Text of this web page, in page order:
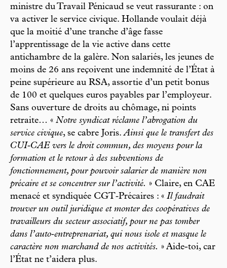
ministre du Travail Pénicaud se veut rassurante : on
va activer le service civique. Hollande voulait déjà
que la moitié d’une tranche d’âge fasse
l’apprentissage de la vie active dans cette
antichambre de la galère. Non salariés, les jeunes de
moins de 26 ans reçoivent une indemnité de l’État à
peine supérieure au RSA, assortie d’un petit bonus
de 100 et quelques euros payables par l’employeur.
Sans ouverture de droits au chômage, ni points
retraite… « Notre syndicat réclame l’abrogation du
service civique, se cabre Joris.Ainsi que le transfert des
CUI‑­CAE vers le droit commun, des moyens pour la
formation et le retour à des subventions de
fonctionnement, pour pouvoir salarier de manière non
précaire et se concentrer sur l’activité. » Claire, en CAE
menacé et syndiquée CGT‑­Précaires : « Il faudrait
trouver un outil juridique et monter des coopératives de
travailleurs du secteur associatif, pour ne pas tomber
dans l’auto‑­entreprenariat, qui nous isole et masque le
caractère non marchand de nos activités. » Aide-­toi, car
l’État ne t’aidera plus.